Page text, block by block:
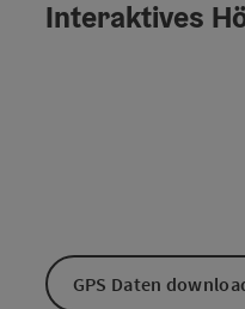
Interaktives
GPS Daten